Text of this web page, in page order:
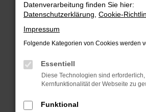
Fehler: Network
Beim Laden ist ein Fehler
Hier sind ein paar Tipps, die dir
Überprüfe deine Firewall
Internetverbindung.
deine Suchmaschine?
Datenverarbeitung finden Sie hier:
Datenschutzerklärung Cookie-
Impressum
Folgende Kategorien von Cookies werden
Essentiell
Diese Technologien sind
Kernfunktionalität der Webseite zu
Funktional